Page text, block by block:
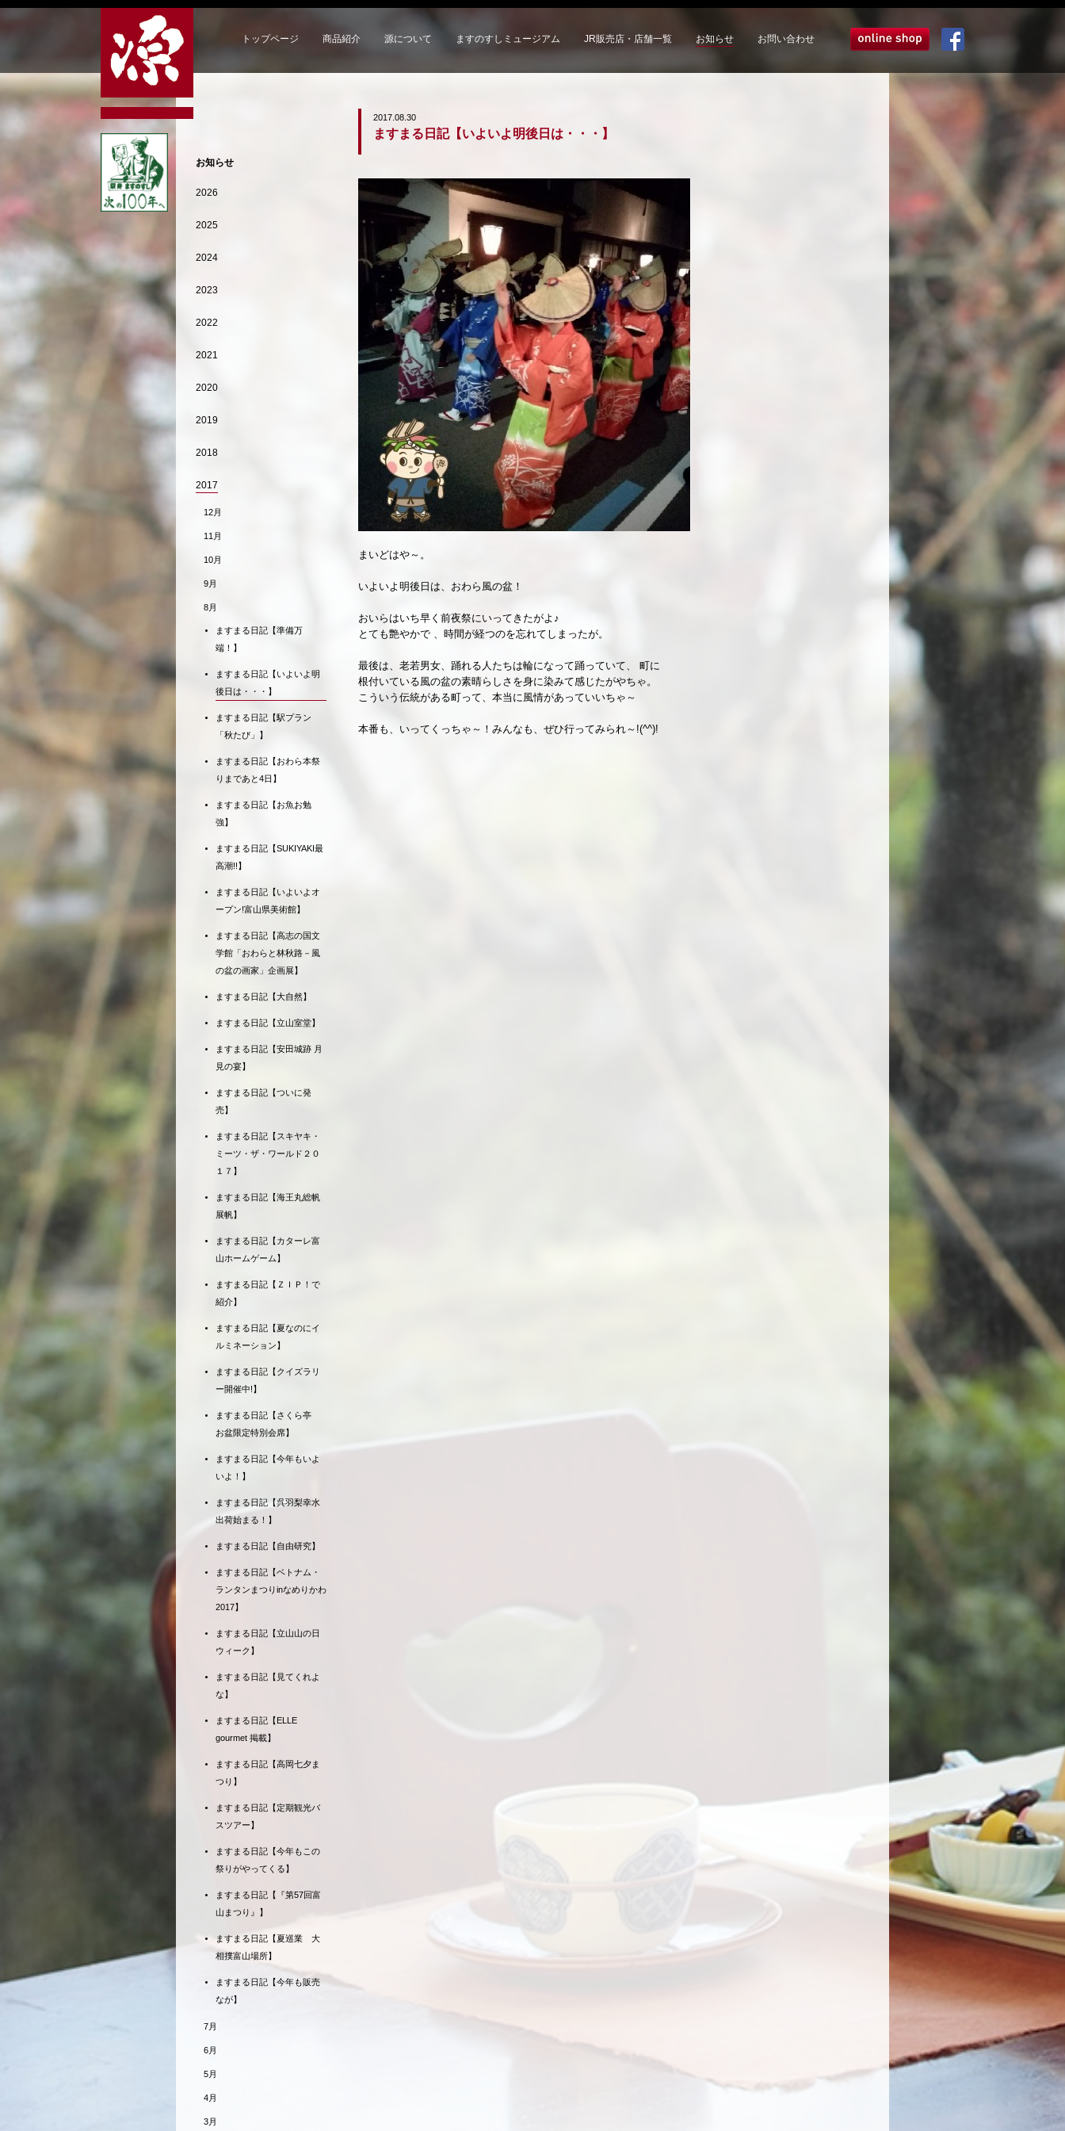
トップページ 商品紹介 源について ますのすしミュージアム JR販売店・店舗一覧 お知らせ お問い合わせ オンラインショップ
2017.08.30
ますまる日記【いよいよ明後日は・・・】
まいどはや～。
いよいよ明後日は、おわら風の盆！
おいらはいち早く前夜祭にいってきたがよ♪
とても艶やかで 、時間が経つのを忘れてしまったが。
最後は、老若男女、踊れる人たちは輪になって踊っていて、 町に
根付いている風の盆の素晴らしさを身に染みて感じたがやちゃ。
こういう伝統がある町って、本当に風情があっていいちゃ～
本番も、いってくっちゃ～！みんなも、ぜひ行ってみられ～!(^^)!
お知らせ
2026
2025
2024
2023
2022
2021
2020
2019
2018
2017
12月
11月
10月
9月
8月
ますまる日記【準備万
端！】
ますまる日記【いよいよ明
後日は・・・】
ますまる日記【駅プラン
「秋たび」】
ますまる日記【おわら本祭
りまであと4日】
ますまる日記【お魚お勉
強】
ますまる日記【SUKIYAKI最
高潮!!】
ますまる日記【いよいよオ
ープン!富山県美術館】
ますまる日記【高志の国文
学館「おわらと林秋路－風
の盆の画家」企画展】
ますまる日記【大自然】
ますまる日記【立山室堂】
ますまる日記【安田城跡 月
見の宴】
ますまる日記【ついに発
売】
ますまる日記【スキヤキ・
ミーツ・ザ・ワールド２０
１７】
ますまる日記【海王丸総帆
展帆】
ますまる日記【カターレ富
山ホームゲーム】
ますまる日記【ＺＩＰ！で
紹介】
ますまる日記【夏なのにイ
ルミネーション】
ますまる日記【クイズラリ
ー開催中!】
ますまる日記【さくら亭
お盆限定特別会席】
ますまる日記【今年もいよ
いよ！】
ますまる日記【呉羽梨幸水
出荷始まる！】
ますまる日記【自由研究】
ますまる日記【ベトナム・
ランタンまつりinなめりかわ
2017】
ますまる日記【立山山の日
ウィーク】
ますまる日記【見てくれよ
な】
ますまる日記【ELLE
gourmet 掲載】
ますまる日記【高岡七夕ま
つり】
ますまる日記【定期観光バ
スツアー】
ますまる日記【今年もこの
祭りがやってくる】
ますまる日記【『第57回富
山まつり』】
ますまる日記【夏巡業 大
相撲富山場所】
ますまる日記【今年も販売
なが】
7月
6月
5月
4月
3月